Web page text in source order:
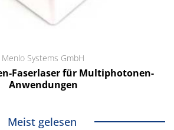
Menlo Systems GmbH
Faserlaser für Multiphotonen-
Anwendungen
Meist gelesen